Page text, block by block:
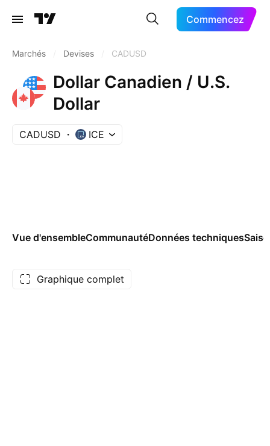
Commencez
Marchés Devises CADUSD
Dollar Canadien / U.S.
Dollar
CADUSD ICE
Vue d'ensembleCommunautéDonnées techniques
Graphique complet